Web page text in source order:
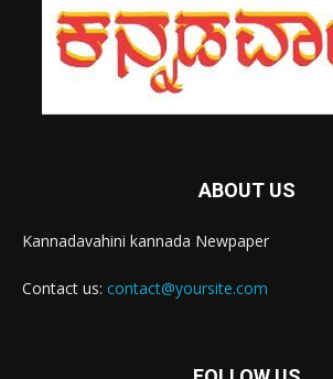
ABOUT US
Kannadavahini kannada Newpaper
Contact us: contact@yoursite.com